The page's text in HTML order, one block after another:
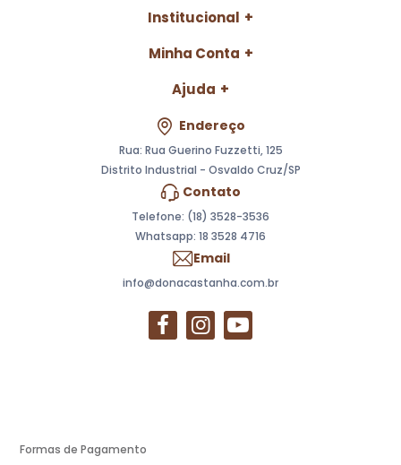
Institucional
Minha Conta
Ajuda
Endereço
Rua: Rua Guerino Fuzzetti, 125
Distrito Industrial - Osvaldo Cruz/SP
Contato
Telefone: (18) 3528-3536
Whatsapp: 18 3528 4716
Email
info@donacastanha.com.br
Formas de Pagamento